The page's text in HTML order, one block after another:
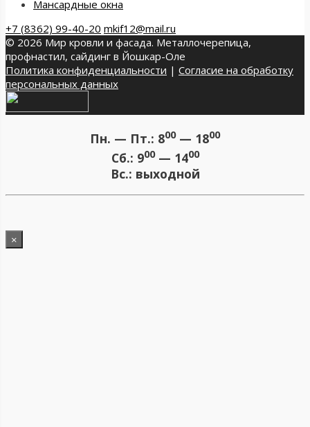
Мансардные окна
+7 (8362) 99-40-20 mkif12@mail.ru
© 2026 Мир кровли и фасада. Металлочерепица,
профнастил, сайдинг в Йошкар-Оле
Политика конфиденциальности | Согласие на обработку
персональных данных
Пн. — Пт.: 800— 1800
Сб.: 900— 1400
Вс.: выходной
×